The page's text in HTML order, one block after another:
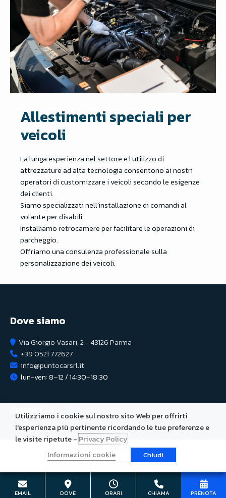
Allestimenti speciali per
veicoli
La lunga esperienza nel settore e l’utilizzo di
attrezzature ad alta tecnologia consentono ai nostri
operatori di customizzare i veicoli secondo le esigenze
dei clienti.
Siamo specializzati nell’installazione di comandi al
volante per disabili.
Installiamo retrocamere per facilitare le operazioni di
parcheggio.
Offriamo una consulenza professionale sulla
personalizzazione dei veicoli.
Dove siamo
Via Giorgio Vasari, 2 - 43126 Parma
+39 0521 772627
info@puntocarsrl.it
lun-ven: 8–12 / 14:30–18:30
© 2026 - P.IVA 00434180345 -Privacy Policy
Il sito è parte del programma
EMAIL DOVE ORARI CHIAMA PRENOTA
Utilizziamo i cookie sul nostro sito Web per offrirti
l'esperienza più pertinente ricordando le tue preferenze e
le visite ripetute -Privacy Policy
Informazioni cookie
Chiudi